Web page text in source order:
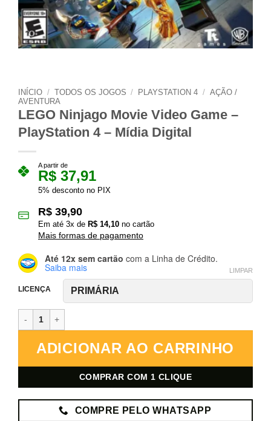
INÍCIO / TODOS OS JOGOS / PLAYSTATION 4 / AÇÃO /
AVENTURA
LEGO Ninjago Movie Video Game –
PlayStation 4 – Mídia Digital
A partir de
R$ 37,91
5% desconto no PIX
R$ 39,90
Em até 3x de R$ 14,10 no cartão
Mais formas de pagamento
Até 12x sem cartão com a Linha de Crédito.
Saiba mais
LICENÇA
LIMPAR
ADICIONAR AO CARRINHO
COMPRAR COM 1 CLIQUE
COMPRE PELO WHATSAPP